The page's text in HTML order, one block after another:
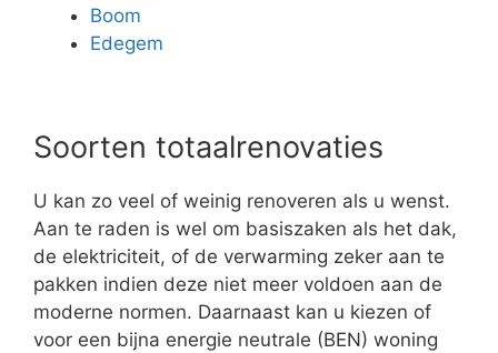
Boom
Edegem
Soorten totaalrenovaties
U kan zo veel of weinig renoveren als u wenst.
Aan te raden is wel om basiszaken als het dak,
de elektriciteit, of de verwarming zeker aan te
pakken indien deze niet meer voldoen aan de
moderne normen. Daarnaast kan u kiezen of
voor een bijna energie neutrale (BEN) woning